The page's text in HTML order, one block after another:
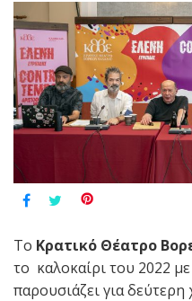
Το Κρατικό Θέατρο
το καλοκαίρι του 2022
παρουσιάζει για